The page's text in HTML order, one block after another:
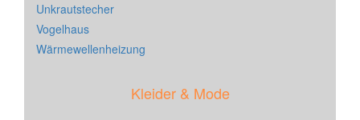
Unkrautstecher
Vogelhaus
Wärmewellenheizung
Kleider & Mode